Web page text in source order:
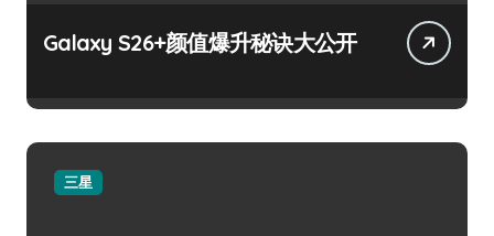
Galaxy S26+颜值爆升秘诀大公开
三星